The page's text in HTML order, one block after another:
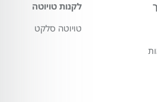
לקנות טויוטה
טויוטה סלקט